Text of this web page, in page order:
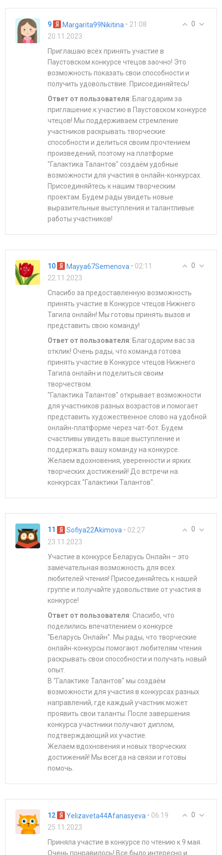
0
9 Margarita99Nikitina • 21:08
20.11.2023
Приглашаю всех принять участие в
Паустовском конкурсе чтецов заочно! Это
возможность показать свои способности и
получить удовольствие. Присоединяйтесь!
Ответ от пользователя: Благодарим за
приглашение к участию в Паустовском конкурсе
чтецов! Мы поддерживаем стремление
участников раскрывать творческие
способности и делиться своим прочтением
произведений, поэтому на платформе
"Галактика Талантов" создаём удобные
возможности для участия в онлайн-конкурсах.
Присоединяйтесь к нашим творческим
проектам. Будем рады увидеть новые
выразительные выступления и талантливые
работы участников!
0
10 Mayya67Semenova • 02:11
22.11.2023
Спасибо за предоставленную возможность
принять участие в Конкурсе чтецов Нижнего
Тагила онлайн! Мы готовы принять вызов и
представить свою команду!
Ответ от пользователя: Благодарим вас за
отклик! Очень рады, что команда готова
принять участие в Конкурсе чтецов Нижнего
Тагила онлайн и поделиться своим
творчеством.
"Галактика Талантов" открывает возможности
для участников разных возрастов и помогает
представить художественное слово на удобной
онлайн-платформе через чат-бот. Будем
счастливы увидеть ваше выступление и
поддержать вашу команду на конкурсе.
Желаем вдохновения, уверенности и ярких
творческих достижений! До встречи на
конкурсах "Галактики Талантов".
0
11 Sofiya22Akimova • 02:27
23.11.2023
Участие в конкурсе Беларусь Онлайн – это
замечательная возможность для всех
любителей чтения! Присоединяйтесь к нашей
группе и получайте удовольствие от участия в
конкурсе!
Ответ от пользователя: Спасибо, что
поделились впечатлением о конкурсе
"Беларусь Онлайн". Мы рады, что творческие
онлайн-конкурсы помогают любителям чтения
раскрывать свои способности и получать новый
опыт.
В "Галактике Талантов" мы создаём
возможности для участия в конкурсах разных
направлений, где каждый участник может
проявить свои таланты. После завершения
конкурса участники получают диплом,
подтверждающий их участие.
Желаем вдохновения и новых творческих
достижений! Мы всегда на связи и готовы
помочь.
0
12 Yelizaveta44Afanasyeva • 06:19
25.11.2023
Приняла участие в конкурсе по чтению к 9 мая.
Очень понравилось! Все было интересно и